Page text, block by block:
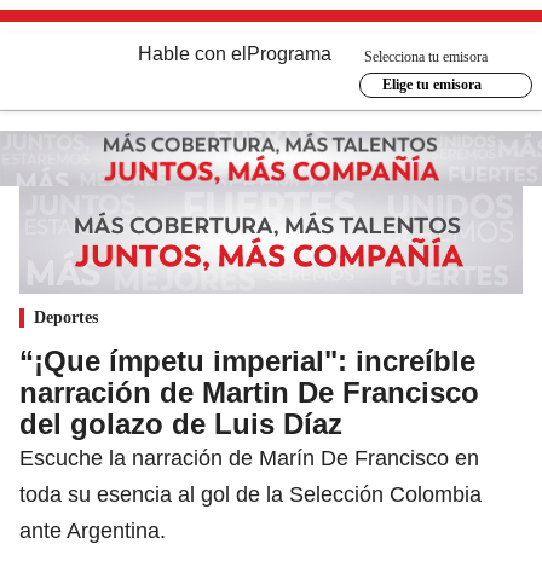
Hable con el Programa
Selecciona tu emisora
Elige tu emisora
Deportes
“¡Que ímpetu imperial": increíble
narración de Martin De Francisco
del golazo de Luis Díaz
Escuche la narración de Marín De Francisco en
toda su esencia al gol de la Selección Colombia
ante Argentina.